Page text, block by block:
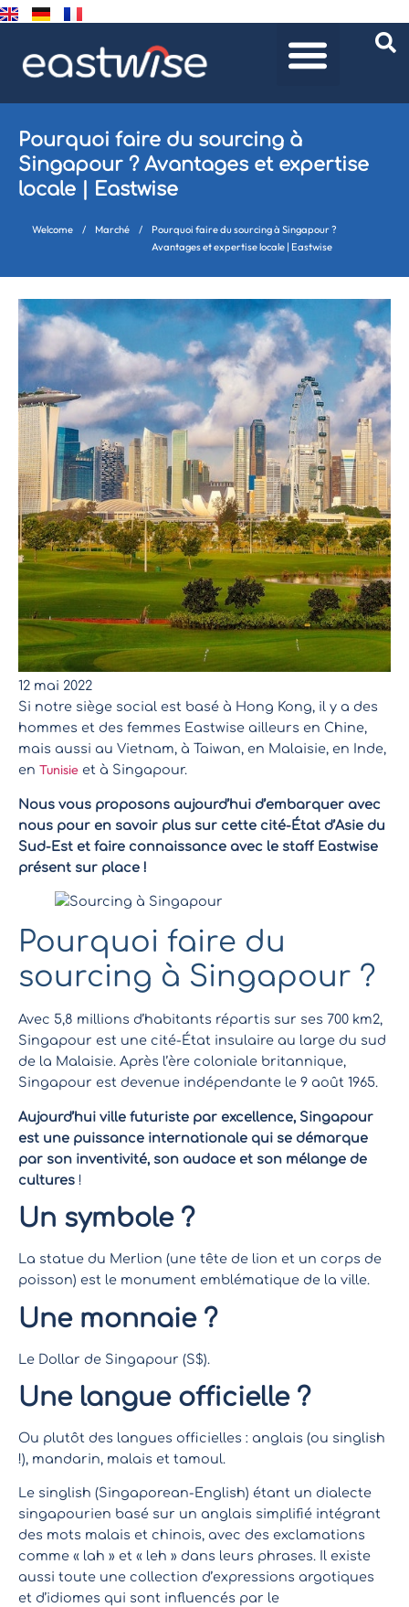
Pourquoi faire du sourcing à
Singapour ? Avantages et expertise
locale | Eastwise
Welcome / Marché /
Pourquoi faire du sourcing à Singapour ?
Avantages et expertise locale | Eastwise
12 mai 2022
Si notre siège social est basé à Hong Kong, il y a des
hommes et des femmes Eastwise ailleurs en Chine,
mais aussi au Vietnam, à Taiwan, en Malaisie, en Inde,
en Tunisie et à Singapour.
Nous vous proposons aujourd’hui d’embarquer avec
nous pour en savoir plus sur cette cité-État d’Asie du
Sud-Est et faire connaissance avec le staff Eastwise
présent sur place !
Pourquoi faire du
sourcing à Singapour ?
Avec 5,8 millions d’habitants répartis sur ses 700 km2,
Singapour est une cité-État insulaire au large du sud
de la Malaisie. Après l’ère coloniale britannique,
Singapour est devenue indépendante le 9 août 1965.
Aujourd’hui ville futuriste par excellence, Singapour
est une puissance internationale qui se démarque
par son inventivité, son audace et son mélange de
cultures !
Un symbole ?
La statue du Merlion (une tête de lion et un corps de
poisson) est le monument emblématique de la ville.
Une monnaie ?
Le Dollar de Singapour (S$).
Une langue officielle ?
Ou plutôt des langues officielles : anglais (ou singlish
!), mandarin, malais et tamoul.
Le singlish (Singaporean-English) étant un dialecte
singapourien basé sur un anglais simplifié intégrant
des mots malais et chinois, avec des exclamations
comme « lah » et « leh » dans leurs phrases. Il existe
aussi toute une collection d’expressions argotiques
et d’idiomes qui sont influencés par le